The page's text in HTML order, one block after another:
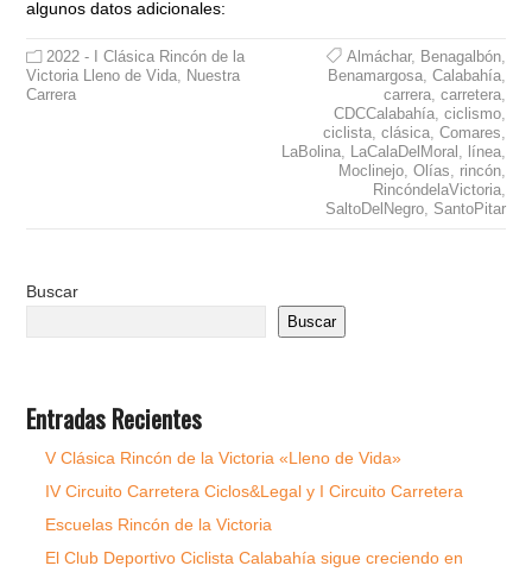
algunos datos adicionales:
2022 - I Clásica Rincón de la
Victoria Lleno de Vida Nuestra
Carrera
Almáchar, Benagalbón,
Benamargosa, Calabahía,
carrera, carretera,
CDCCalabahía, ciclismo,
ciclista, clásica, Comares
LaBolina, LaCalaDelMoral línea,
Moclinejo, Olías rincón,
RincóndelaVictoria,
SaltoDelNegro, SantoPitar
Buscar
Buscar
Entradas Recientes
V Clásica Rincón de la Victoria «Lleno de Vida»
IV Circuito Carretera Ciclos&Legal y I Circuito Carretera
Escuelas Rincón de la Victoria
El Club Deportivo Ciclista Calabahía sigue creciendo en